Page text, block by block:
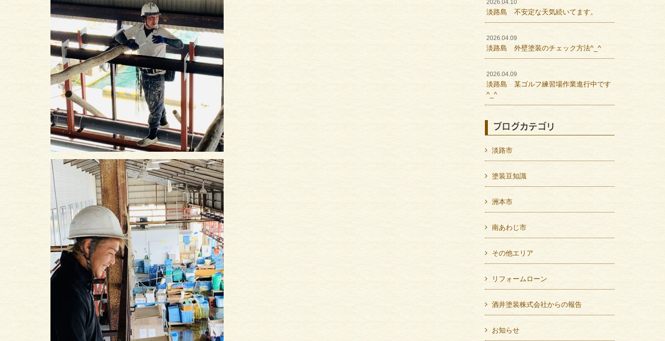
2026.04.10
淡路島 不安定な天気続いてます。
2026.04.09
淡路島 外壁塗装のチェック方法^_^
2026.04.09
淡路島 某ゴルフ練習場作業進行中です
^_^
ブログカテゴリ
淡路市
塗装豆知識
洲本市
南あわじ市
その他エリア
リフォームローン
酒井塗装株式会社からの報告
お知らせ